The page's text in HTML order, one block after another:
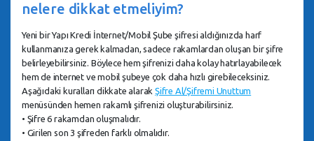
nelere dikkat etmeliyim?
Yeni bir Yapı Kredi İnternet/Mobil Şube şifresi aldığınızda harf
kullanmanıza gerek kalmadan, sadece rakamlardan oluşan bir şifre
belirleyebilirsiniz. Böylece hem şifrenizi daha kolay hatırlayabilecek
hem de internet ve mobil şubeye çok daha hızlı girebileceksiniz.
Aşağıdaki kuralları dikkate alarakŞifre Al/Şifremi Unuttum
menüsünden hemen rakamlı şifrenizi oluşturabilirsiniz.
• Şifre 6 rakamdan oluşmalıdır.
• Girilen son 3 şifreden farklı olmalıdır.